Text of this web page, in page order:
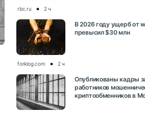
rbc.ru 2 ч
В 2026 году ущерб от
превысил $30 млн
forklog.com 2 ч
Опубликованы кадры
работников
криптообменников в